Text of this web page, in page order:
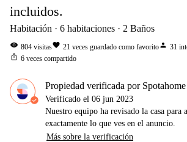
incluidos.
Habitación 6 habitaciones 2 Baños
visibility 804 visitasfavorite 21 veces guardado como favoritoperson 31
ios_share 6 veces compartido
Propiedad verificada por Spotahome
Verificado el 06 jun 2023
Nuestro equipo ha revisado la casa para
exactamente lo que ves en el anuncio.
Más sobre la verificación